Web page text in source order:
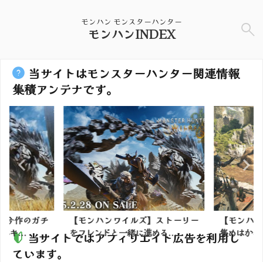
モンハン モンスターハンター
モンハンINDEX
当サイトはモンスターハンター関連情報
集積アンテナです。
作のガチ
キ...
【モンハンワイルズ】ストーリー
をフレンドと一緒に進める...
【モンハ
集めはかな
当サイトではアフィリエイト広告を利用し
ています。